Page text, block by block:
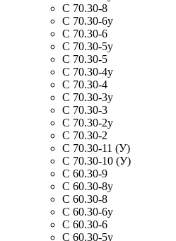
С 70.30-8
С 70.30-6у
С 70.30-6
С 70.30-5у
С 70.30-5
С 70.30-4у
С 70.30-4
С 70.30-3у
С 70.30-3
С 70.30-2у
С 70.30-2
С 70.30-11 (У)
С 70.30-10 (У)
С 60.30-9
С 60.30-8у
С 60.30-8
С 60.30-6y
С 60.30-6
С 60.30-5у